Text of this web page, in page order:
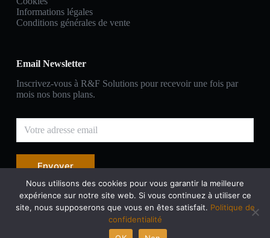
Informations légales
Conditions générales de vente
Email Newsletter
Inscrivez-vous à R&F Solutions pour recevoir une fois par
mois nos bons plans.
Envoyer
Nous utilisons des cookies pour vous garantir la meilleure
expérience sur notre site web. Si vous continuez à utiliser ce
site, nous supposerons que vous en êtes satisfait. Politique de
confidentialité